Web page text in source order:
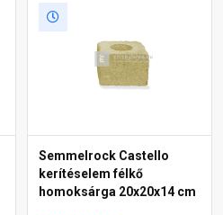
Semmelrock Castello
kerítéselem félkő
homoksárga 20x20x14 cm